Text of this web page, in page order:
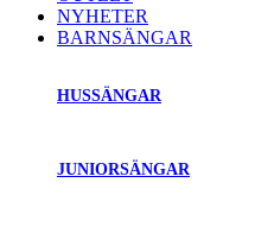
NYHETER
BARNSÄNGAR
HUSSÄNGAR
JUNIORSÄNGAR